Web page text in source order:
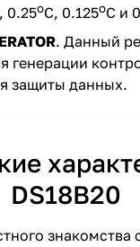
0.25оС, 0.125оС и
. Данный
генерации
защиты данных.
DS18B20
знакомства